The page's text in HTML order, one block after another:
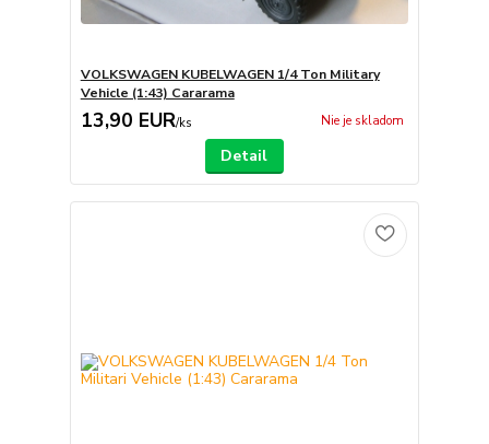
VOLKSWAGEN KUBELWAGEN 1/4 Ton Military
Vehicle (1:43) Cararama
13,90 EUR/ks Nie je skladom
Detail